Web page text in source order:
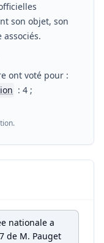
son objet, son
ont voté pour :
: 4 ;
nationale a
de M. Pauget